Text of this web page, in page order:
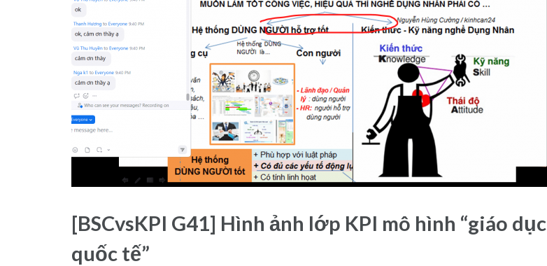
[BSCvsKPI G41] Hình ảnh lớp KPI mô hình “giáo dục
quốc tế”